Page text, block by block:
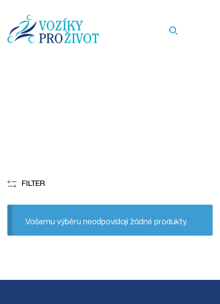
FILTER
Vašemu výběru neodpovídají žádné produkty.